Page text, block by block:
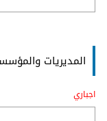
المديريات
اجباري